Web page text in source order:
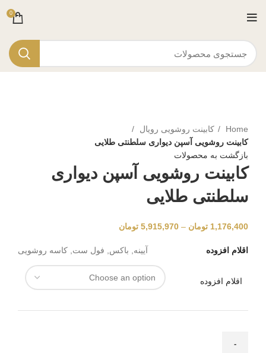
0
Home
کابینت روشویی رویال
کابینت روشویی آسپن دیواری سلطنتی طلایی
بازگشت به محصولات
کابینت روشویی آسپن دیواری
سلطنتی طلایی
1,176,400 تومان –
5,915,970 تومان
اقلام افزوده آیینه, باکس, فول ست, کاسه روشویی
اقلام افزوده